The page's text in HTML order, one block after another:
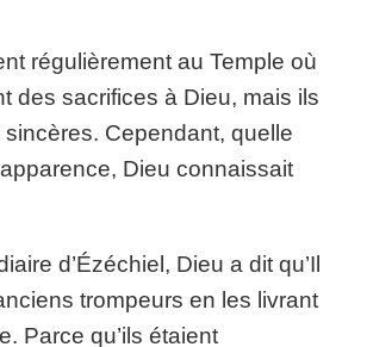
régulièrement au Temple où
des sacrifices à Dieu, mais ils
sincères. Cependant, quelle
Dieu connaissait
d’Ézéchiel, Dieu a dit qu’Il
trompeurs en les livrant
Parce qu’ils étaient